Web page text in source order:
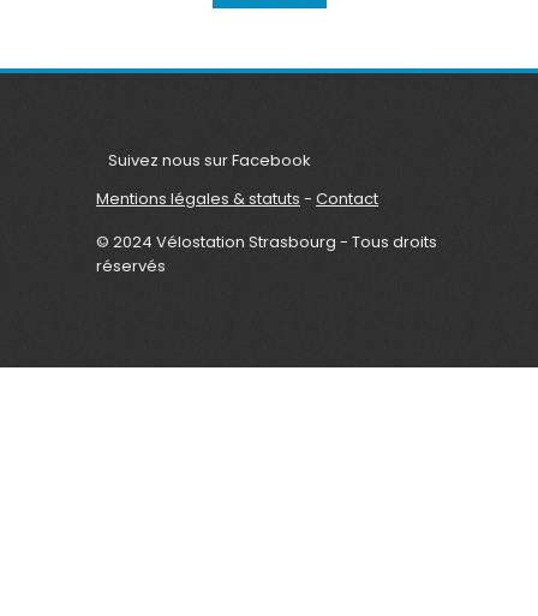
Suivez nous sur Facebook
Mentions légales & statuts - Contact
© 2024 Vélostation Strasbourg - Tous droits
réservés